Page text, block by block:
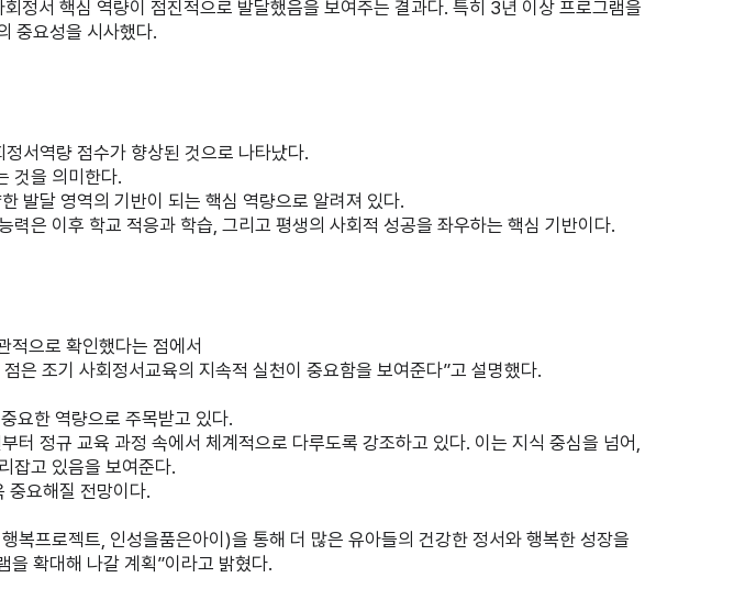
정서 핵심 역량이 점진적으로 발달했음을 보여주는 결과다. 특히 3년 이상 프로그램을
중요성을 시사했다.
서역량 점수가 향상된 것으로 나타났다.
것을 의미한다.
발달 영역의 기반이 되는 핵심 역량으로 알려져 있다.
은 이후 학교 적응과 학습, 그리고 평생의 사회적 성공을 좌우하는 핵심 기반이다.
적으로 확인했다는 점에서
은 조기 사회정서교육의 지속적 실천이 중요함을 보여준다”고 설명했다.
요한 역량으로 주목받고 있다.
정규 교육 과정 속에서 체계적으로 다루도록 강조하고 있다. 이는 지식 중심을 넘어,
잡고 있음을 보여준다.
중요해질 전망이다.
프로젝트, 인성을품은아이)을 통해 더 많은 유아들의 건강한 정서와 행복한 성장을
을 확대해 나갈 계획”이라고 밝혔다.